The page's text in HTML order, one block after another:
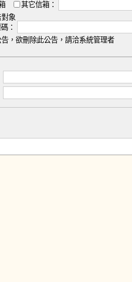
其它信箱：
象
：
，欲刪除此公告，請洽系統管理者